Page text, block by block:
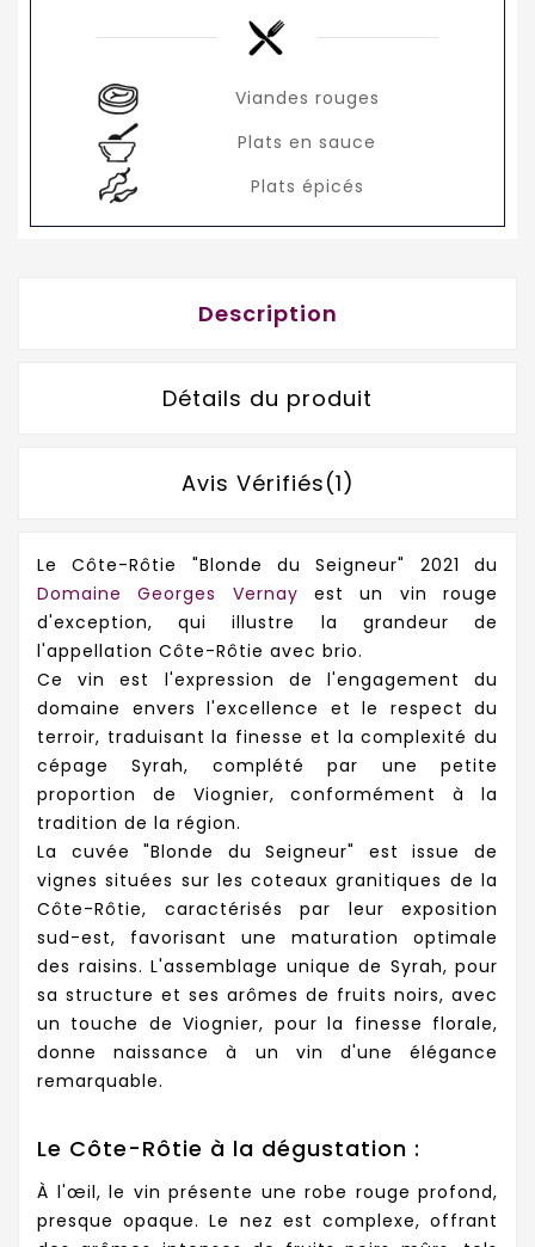
Viandes rouges
Plats en sauce
Plats épicés
Description
Détails du produit
Avis Vérifiés(1)
Le Côte-Rôtie "Blonde du Seigneur" 2021 du
Domaine Georges Vernay est un vin rouge
d'exception, qui illustre la grandeur de
l'appellation Côte-Rôtie avec brio.
Ce vin est l'expression de l'engagement du
domaine envers l'excellence et le respect du
terroir, traduisant la finesse et la complexité du
cépage Syrah, complété par une petite
proportion de Viognier, conformément à la
tradition de la région.
La cuvée "Blonde du Seigneur" est issue de
vignes situées sur les coteaux granitiques de la
Côte-Rôtie, caractérisés par leur exposition
sud-est, favorisant une maturation optimale
des raisins. L'assemblage unique de Syrah, pour
sa structure et ses arômes de fruits noirs, avec
un touche de Viognier, pour la finesse florale,
donne naissance à un vin d'une élégance
remarquable.
Le Côte-Rôtie à la dégustation :
À l'œil, le vin présente une robe rouge profond,
presque opaque. Le nez est complexe, offrant